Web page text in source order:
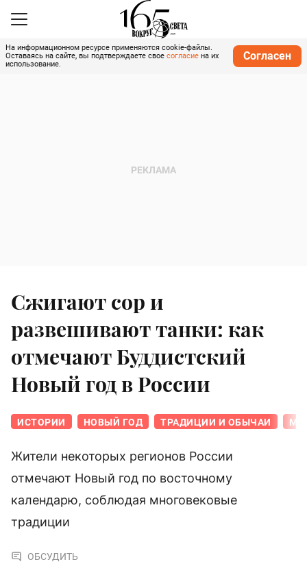
На информационном ресурсе применяются cookie-файлы.
Оставаясь на сайте, вы подтверждаете свое согласие на их
использование.
Согласен
Сжигают сор и
развешивают танки: как
отмечают Буддистский
Новый год в России
ИСТОРИИ НОВЫЙ ГОД ТРАДИЦИИ И ОБЫЧАИ
Жители некоторых регионов России
отмечают Новый год по восточному
календарю, соблюдая многовековые
традиции
ОБСУДИТЬ